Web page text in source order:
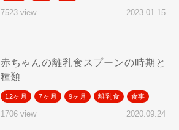
7523 view 2023.01.15
赤ちゃんの離乳食スプーンの時期と
種類
12ヶ月 7ヶ月 9ヶ月 離乳食 食事
1706 view 2020.09.24